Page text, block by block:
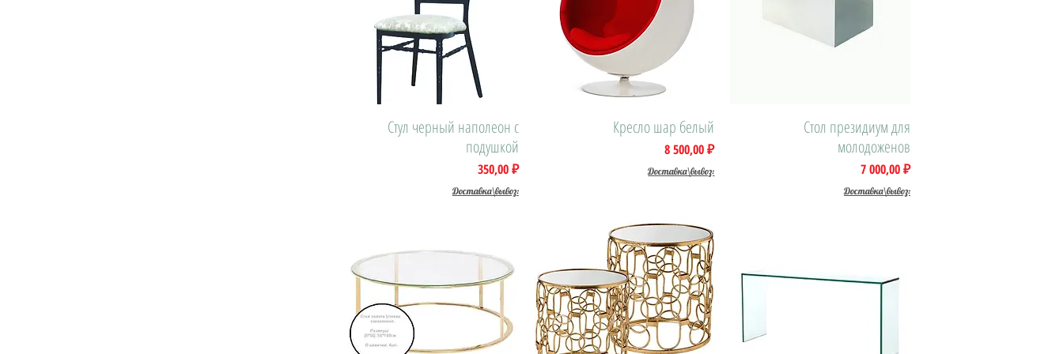
Быстрый просмотр
Стул черный наполеон с
подушкой
Цена
350,00 ₽
Доставка\вывоз:
Быстрый просмотр
Кресло шар белый
Цена
8 500,00 ₽
Доставка\вывоз:
Быстрый просмотр
Стол президиум для
молодоженов
Цена
7 000,00 ₽
Доставка\вывоз: